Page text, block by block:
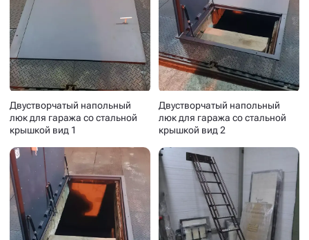
Двустворчатый напольный
люк для гаража со стальной
крышкой вид 1
Двустворчатый напольный
люк для гаража со стальной
крышкой вид 2